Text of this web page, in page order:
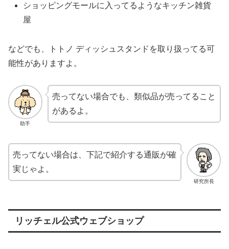
ショッピングモールに入ってるようなキッチン雑貨
屋
などでも、トトノ ディッシュスタンドを取り扱ってる可
能性がありますよ。
助手
売ってない場合でも、類似品が売ってること
があるよ。
研究所長
売ってない場合は、下記で紹介する通販が確
実じゃよ。
リッチェル公式ウェブショップ